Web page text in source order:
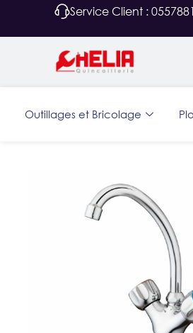
Service Client :
Outillages et Bricolage